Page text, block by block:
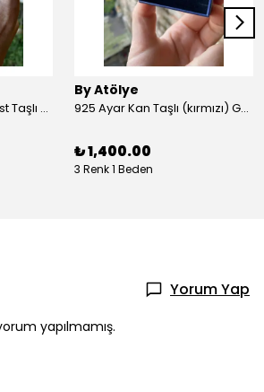
925 Ayar Doğal Ametist Taşlı Yuvarlak Gümüş Yüzük
By Atölye
925 Ayar Kan Taşlı (kırmızı) Gümüş Yüzük
₺ 1,400.00
3 Renk 1 Beden
Yorum Yap
yapılmamış.